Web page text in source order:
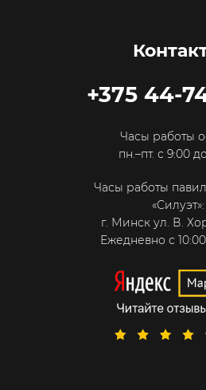
+375 44-
Часы работы
пн.–пт. с 9:00
Часы работы
«Силуэт»:
г. Минск ул. В.
Ежедневно с